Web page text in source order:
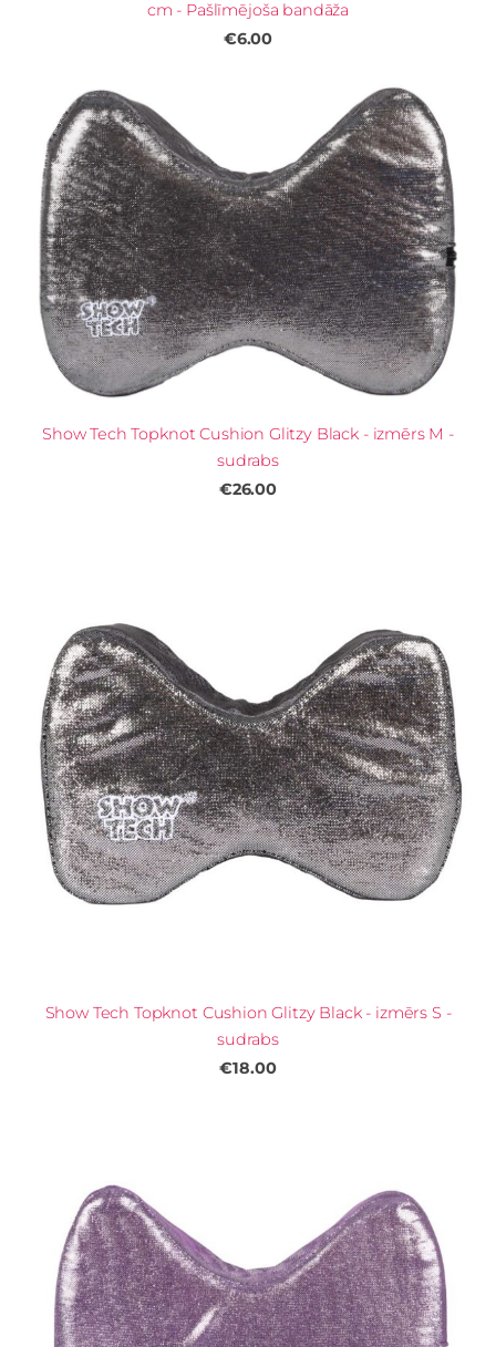
cm - Pašlīmējoša bandāža
€6.00
Show Tech Topknot Cushion Glitzy Black - izmērs M -
sudrabs
€26.00
Show Tech Topknot Cushion Glitzy Black - izmērs S -
sudrabs
€18.00